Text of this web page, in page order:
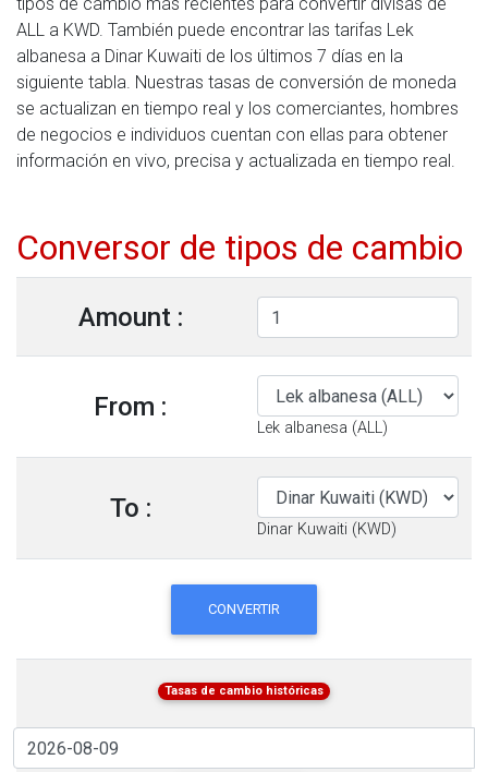
ALL a KWD. También puede encontrar las tarifas Lek
albanesa a Dinar Kuwaiti de los últimos 7 días en la
siguiente tabla. Nuestras tasas de conversión de moneda
se actualizan en tiempo real y los comerciantes, hombres
de negocios e individuos cuentan con ellas para obtener
información en vivo, precisa y actualizada en tiempo real.
Conversor de tipos de cambio
Amount :
From :
Lek albanesa (ALL)
To :
Dinar Kuwaiti (KWD)
CONVERTIR
Tasas de cambio históricas